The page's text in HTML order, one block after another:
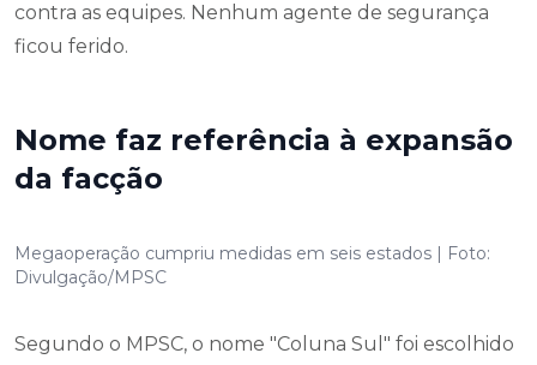
contra as equipes. Nenhum agente de segurança
ficou ferido.
Nome faz referência à expansão
da facção
Megaoperação cumpriu medidas em seis estados | Foto:
Divulgação/MPSC
Segundo o MPSC, o nome "Coluna Sul" foi escolhido